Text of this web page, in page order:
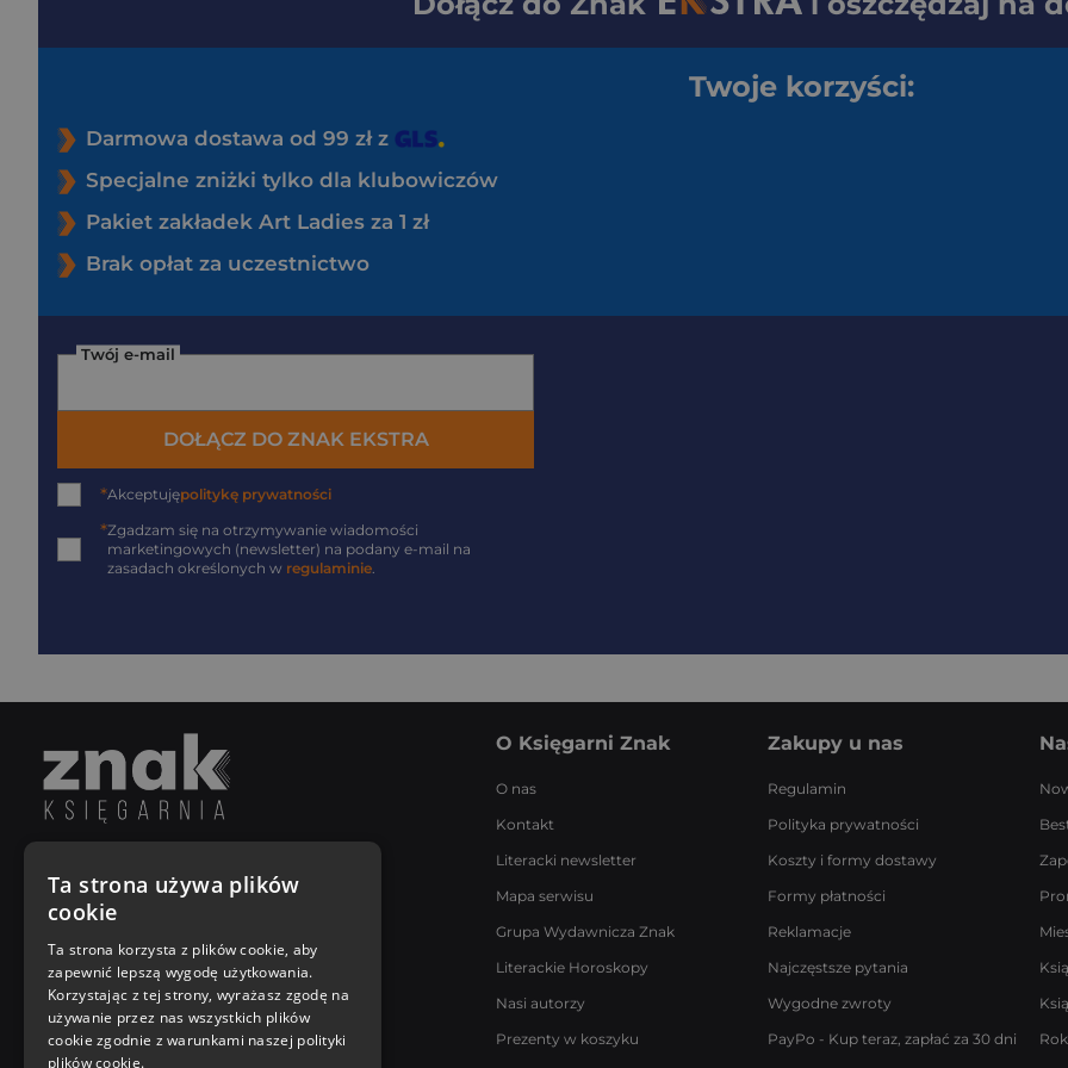
Twoje korzyści:
Darmowa dostawa od 99 zł z
Specjalne zniżki tylko dla klubowiczów
Pakiet zakładek Art Ladies za 1 zł
Brak opłat za uczestnictwo
Twój e-mail
DOŁĄCZ DO ZNAK EKSTRA
*Akceptujępolitykę prywatności
*Zgadzam się na otrzymywanie wiadomości
marketingowych (newsletter) na podany e-mail na
zasadach określonych w regulaminie.
Poniedziałek - Piątek
8:00 - 18:00
[email protected]
Bądź z nami na bieżąco
O Księgarni Znak
O nas
Kontakt
Literacki newsletter
Mapa serwisu
Grupa Wydawnicza Znak
Literackie Horoskopy
Nasi autorzy
Prezenty w koszyku
Zakupy u nas
Regulamin
Polityka prywatności
Koszty i formy dostawy
Formy płatności
Reklamacje
Najczęstsze pytania
Wygodne zwroty
PayPo - Kup teraz, zapłać za 30 dni
Ta strona używa plików
cookie
Ta strona korzysta z plików cookie, aby
zapewnić lepszą wygodę użytkowania.
Korzystając z tej strony, wyrażasz zgodę na
używanie przez nas wszystkich plików
cookie zgodnie z warunkami naszej polityki
plików cookie.